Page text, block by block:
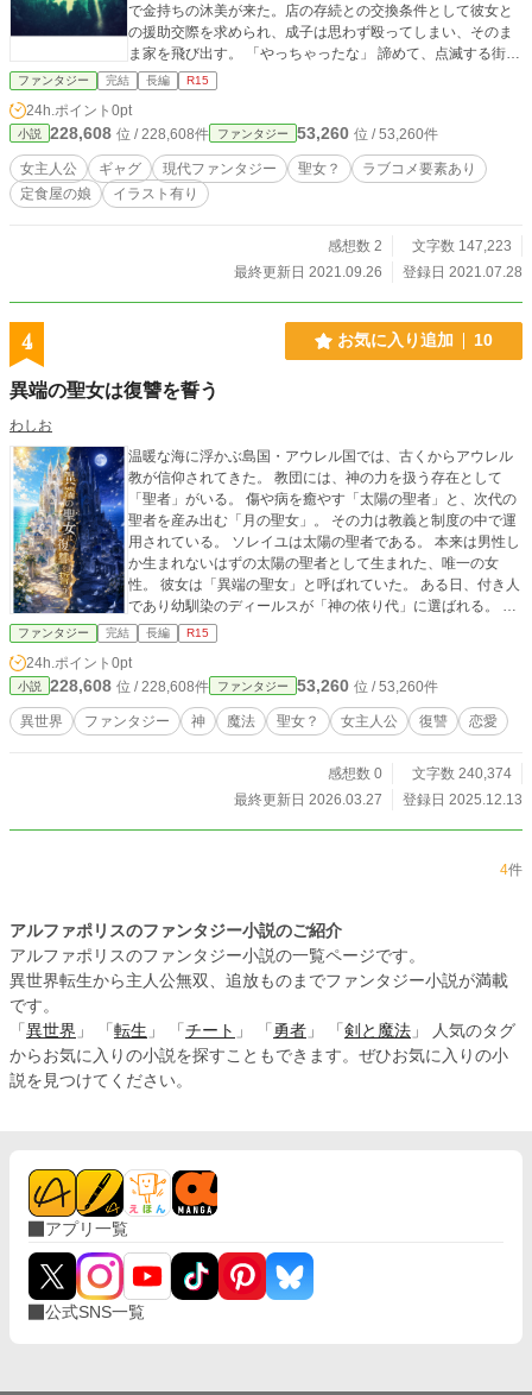
で金持ちの沐美が来た。店の存続との交換条件として彼女と
の援助交際を求められ、成子は思わず殴ってしまい、そのま
ま家を飛び出す。 「やっちゃったな」 諦めて、点滅する街灯
だけを頼りに、とぼとぼと帰路に着く。 雑草だらけの悪
路。地べたのそれに、成子は気づかなかった。運悪く足を引
っ掛け、転けてしまったその時から、彼女の日常は狂い始め
る――。 小説家になろうにも大体同時投稿してます。
ファンタジー 完結 長編 R15
24h.ポイント 0pt
小説 228,608 位 / 228,608件 ファンタジー 53,260 位 / 53,260件
女主人公 ギャグ 現代ファンタジー 聖女？
ラブコメ要素あり
定食屋の娘
イラスト有り
感想数 2
文字数 147,223
最終更新日 2021.09.26
登録日 2021.07.28
4 お気に入り追加 10
異端の聖女は復讐を誓う
わしお
温暖な海に浮かぶ島国・アウレル国では、古くからアウレル
教が信仰されてきた。 教団には、神の力を扱う存在として
「聖者」がいる。 傷や病を癒やす「太陽の聖者」と、次代の
聖者を産み出む「月の聖女」。 その力は教義と制度の中で運
用されている。 ソレイユは太陽の聖者である。 本来は男性し
か生まれないはずの太陽の聖者として生まれた、唯一の女
性。 彼女は「異端の聖女」と呼ばれていた。 ある日、付き人
であり幼馴染のディールスが「神の依り代」に選ばれる。 依
り代となった者は自我を侵食され、寿命を削られていく。 そ
してそれは偶然ではなく、 教団が長い時間をかけて用意して
きた結果だった。 ソレイユは、幼馴染のため、そして自分自
身のために、 アウレル教を滅ぼすことを決意する。 ※この物
語はフィクションです。実際の人物、団体、事件などには一
切関係ありません。 ※この物語は、法律・法令に反する行為
血表現がございます。苦手な方はご注意ください。 ※この作
品は カクヨム、小説家になろう にも掲載しています。
ファンタジー 完結 長編 R15
24h.ポイント 0pt
小説 228,608 位 / 228,608件 ファンタジー 53,260 位 / 53,260件
異世界 ファンタジー 神 魔法 聖女？ 女主人公 復讐 恋愛
感想数 0
文字数 240,374
最終更新日 2026.03.27
登録日 2025.12.13
4件
アルファポリスのファンタジー小説のご紹介
アルファポリスのファンタジー小説の一覧ページです。
異世界転生から主人公無双、追放ものまでファンタジー小説が満載
です。
「 異世界 」 「 転生 」 「 チート 」 「 勇者 」 「 剣と魔法 」 人気のタグ
からお気に入りの小説を探すこともできます。ぜひお気に入りの小
説を見つけてください。
アプリ一覧
公式SNS一覧